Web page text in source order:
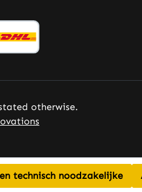
voedingsstoffen. Voor meer
informatie raden wij aan
gespecialiseerde literatuur of
raadplegen voordat u een
otherwise.
technisch noodzakelijke